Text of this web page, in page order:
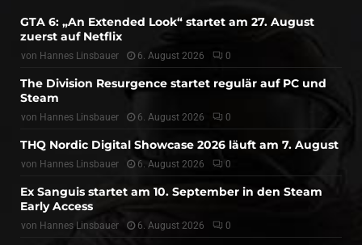
GTA 6: „An Extended Look“ startet am 27. August
zuerst auf Netflix
von Hannes Linsbauer 6. August 2026 0
The Division Resurgence startet regulär auf PC und
Steam
von Hannes Linsbauer 6. August 2026 0
THQ Nordic Digital Showcase 2026 läuft am 7. August
von Hannes Linsbauer 6. August 2026 0
Ex Sanguis startet am 10. September in den Steam
Early Access
von Hannes Linsbauer 6. August 2026 0